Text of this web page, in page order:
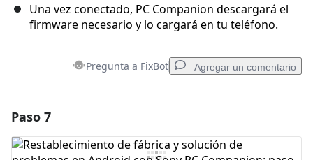
Una vez conectado, PC Companion descargará el
firmware necesario y lo cargará en tu teléfono.
Pregunta a FixBot Agregar un comentario
Agregar Comentario
Paso 7